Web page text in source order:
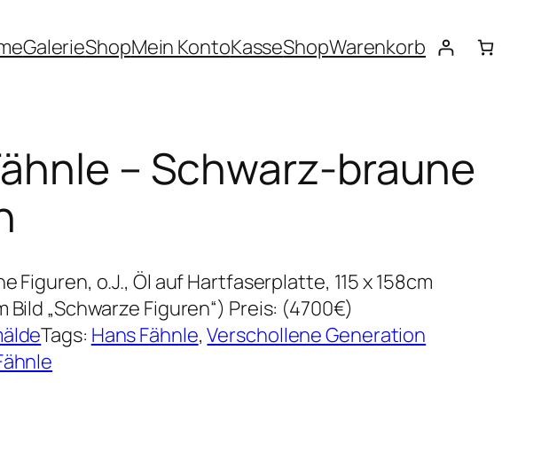
GalerieShopMein KontoKasseShopWarenkorb
– Schwarz-braune
Figuren, o.J., Öl auf Hartfaserplatte, 115 x 158cm
Bild „Schwarze Figuren“) Preis: (4700€)
Tags: Hans Fähnle, Verschollene Generation